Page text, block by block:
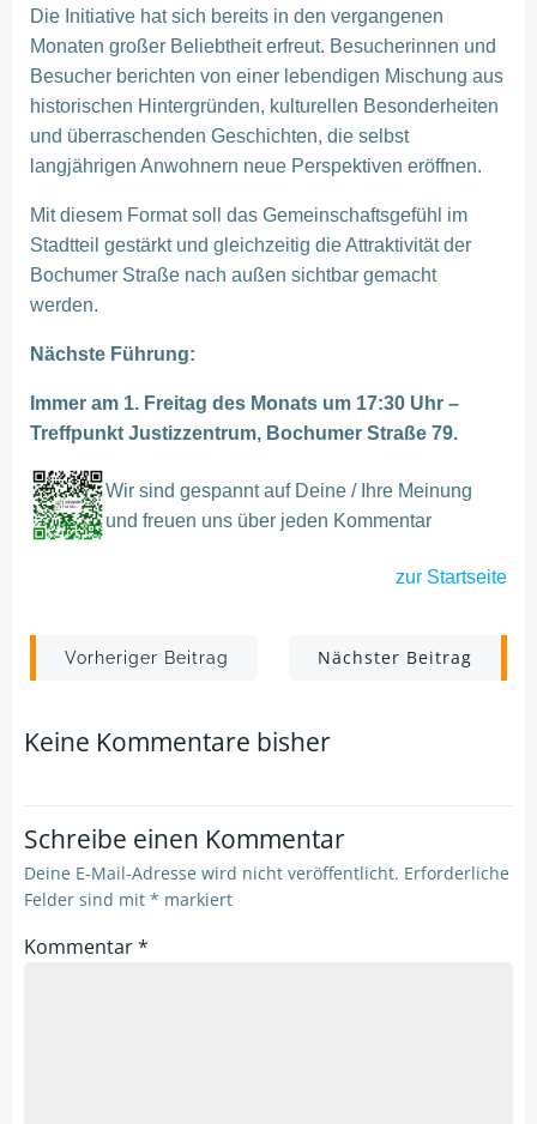
Die Initiative hat sich bereits in den vergangenen
Monaten großer Beliebtheit erfreut. Besucherinnen und
Besucher berichten von einer lebendigen Mischung aus
historischen Hintergründen, kulturellen Besonderheiten
und überraschenden Geschichten, die selbst
langjährigen Anwohnern neue Perspektiven eröffnen.
Mit diesem Format soll das Gemeinschaftsgefühl im
Stadtteil gestärkt und gleichzeitig die Attraktivität der
Bochumer Straße nach außen sichtbar gemacht
werden.
Nächste Führung:
Immer am 1. Freitag des Monats um 17:30 Uhr –
Treffpunkt Justizzentrum, Bochumer Straße 79.
Wir sind gespannt auf Deine / Ihre Meinung
und freuen uns über jeden Kommentar
zur Startseite
Post
navigation
Vorheriger Beitrag
Post
navigation
Nächster Beitrag
Keine Kommentare bisher
Schreibe einen Kommentar
Deine E-Mail-Adresse wird nicht veröffentlicht. Erforderliche
Felder sind mit * markiert
Kommentar*